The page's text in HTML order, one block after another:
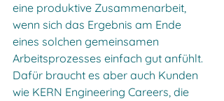
eine produktive Zusammenarbeit,
wenn sich das Ergebnis am Ende
eines solchen gemeinsamen
Arbeitsprozesses einfach gut anfühlt.
Dafür braucht es aber auch Kunden
wie KERN Engineering Careers, die